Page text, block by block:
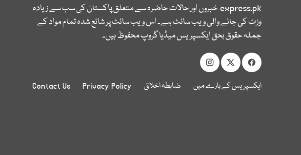
express.pkخبروں اور حالات حاضرہ سے متعلق پاکستان کی سب سے زیادہ
وزٹ کی جانے والی ویب سائٹ ہے۔ اس ویب سائٹ پر شائع شدہ تمام مواد کے
جملہ حقوق بحق ایکسپریس میڈیا گروپ محفوظ ہیں۔
ایکسپریس کے بارے میں ضابطہ اخلاق Privacy Policy
Contact Us